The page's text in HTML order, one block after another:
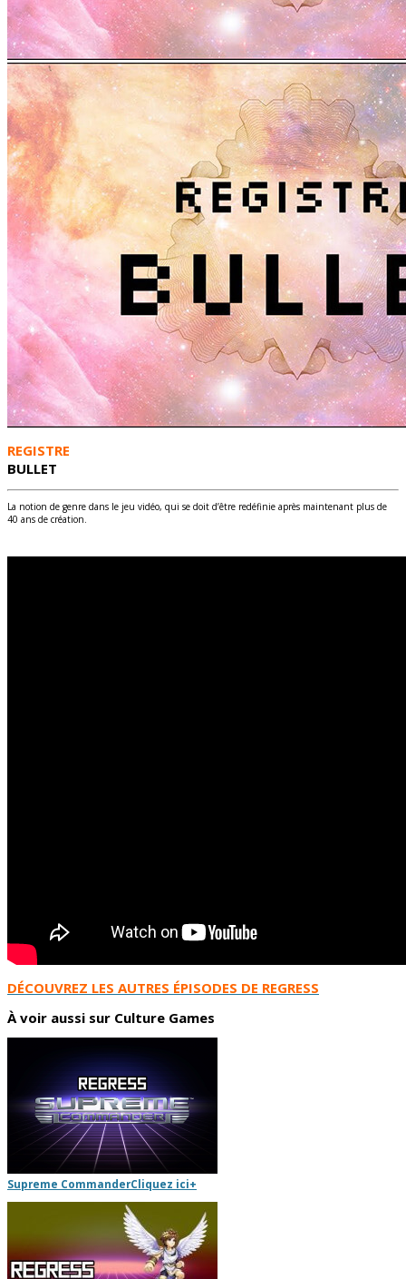
REGISTRE
BULLET
La notion de genre dans le jeu vidéo, qui se doit d’être redéfinie après maintenant plus de
40 ans de création.
DÉCOUVREZ LES AUTRES ÉPISODES DE REGRESS
À voir aussi sur Culture Games
Supreme CommanderCliquez ici+